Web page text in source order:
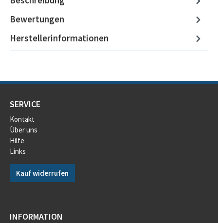
Bewertungen
Herstellerinformationen
SERVICE
Kontakt
Über uns
Hilfe
Links
Kauf widerrufen
INFORMATION